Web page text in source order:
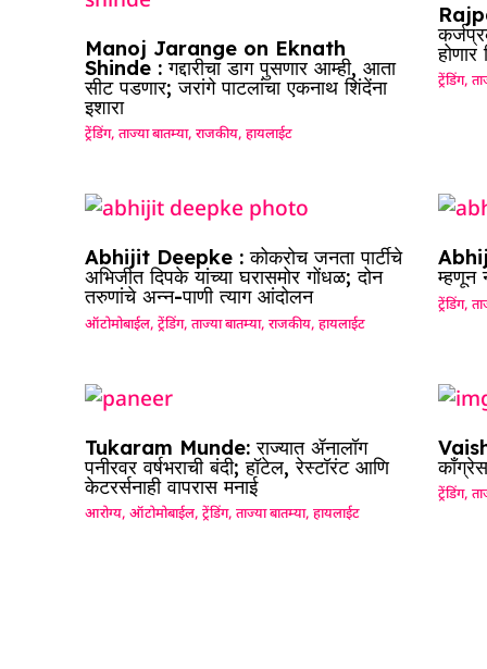
Manoj Jarange on Eknath
Shinde : गद्दारीचा डाग पुसणार आम्ही, आता
सीट पडणार; जरांगे पाटलांचा एकनाथ शिंदेंना
इशारा
ट्रेंडिंग,ताज्या बातम्या,राजकीय,हायलाईट
होणार
ट्रेंडिंग,
Abhijit Deepke : कोकरोच जनता पार्टीचे
अभिजीत दिपके यांच्या घरासमोर गोंधळ; दोन
तरुणांचे अन्न-पाणी त्याग आंदोलन
ऑटोमोबाईल,ट्रेंडिंग,ताज्या बातम्या,राजकीय,हायलाईट
म्हणून
ट्रेंडिंग,
Tukaram Munde: राज्यात ॲनालॉग
पनीरवर वर्षभराची बंदी; हॉटेल, रेस्टॉरंट आणि
केटरर्सनाही वापरास मनाई
आरोग्य,ऑटोमोबाईल,ट्रेंडिंग,ताज्या बातम्या,हायलाईट
ट्रेंडिंग,